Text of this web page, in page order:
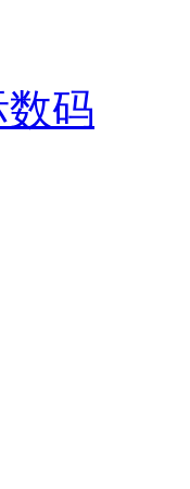
码